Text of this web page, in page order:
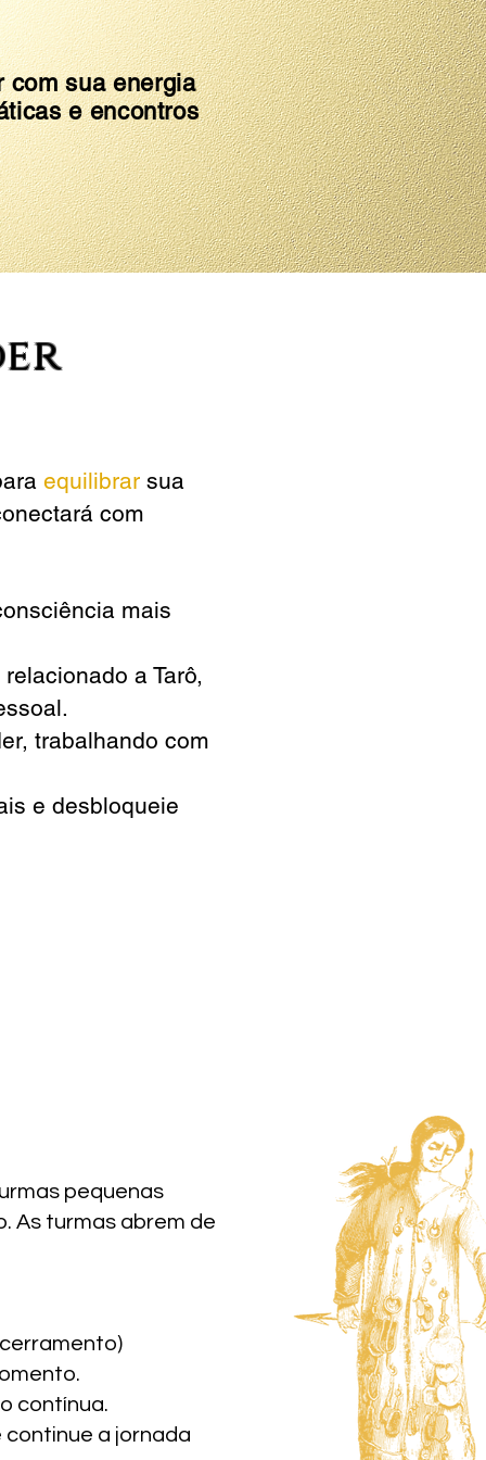
com sua energia
e encontros
equilibrar sua
com
mais
a Tarô,
trabalhando com
e desbloqueie
pequenas
As turmas abrem de
contínua.
a jornada